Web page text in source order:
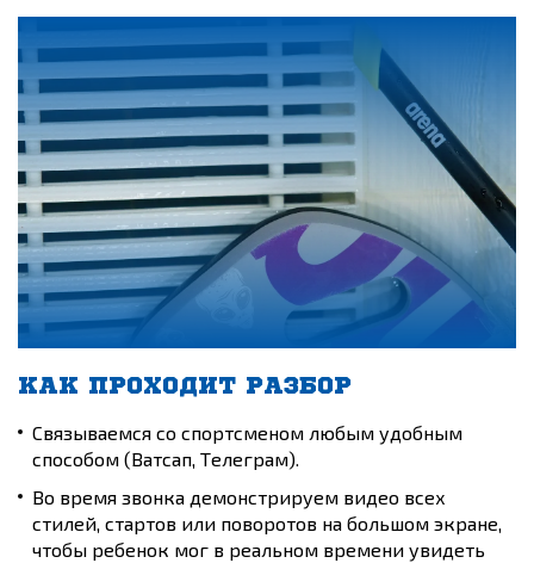
КАК ПРОХОДИТ РАЗБОР
Связываемся со спортсменом любым удобным
способом (Ватсап, Телеграм).
Во время звонка демонстрируем видео всех
стилей, стартов или поворотов на большом экране,
чтобы ребенок мог в реальном времени увидеть